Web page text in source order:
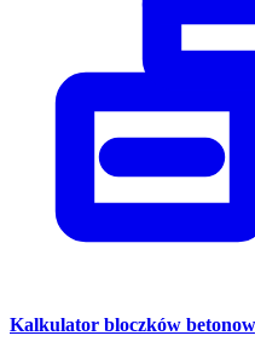
Kalkulator bloczków